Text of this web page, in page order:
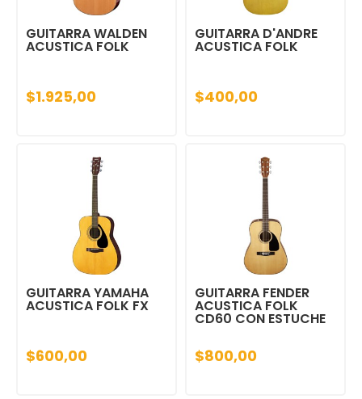
GUITARRA WALDEN
ACUSTICA FOLK
$1.925,00
GUITARRA D'ANDRE
ACUSTICA FOLK
$400,00
GUITARRA YAMAHA
ACUSTICA FOLK FX
$600,00
GUITARRA FENDER
ACUSTICA FOLK
CD60 CON ESTUCHE
$800,00